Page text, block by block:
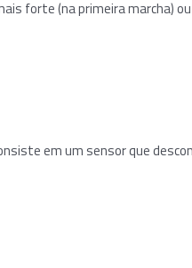
forte (na primeira marcha) ou
em um sensor que